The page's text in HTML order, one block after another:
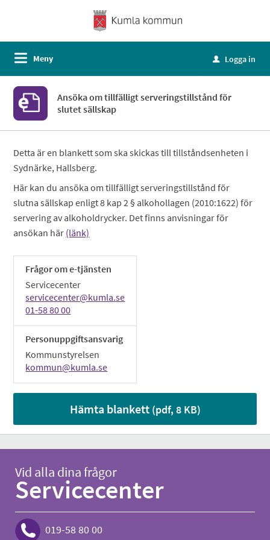
Meny u Logga in
Ansöka om tillfälligt serveringstillstånd för
slutet sällskap
Detta är en blankett som ska skickas till tillståndsenheten i
Sydnärke, Hallsberg.
Här kan du ansöka om tillfälligt serveringstillstånd för
slutna sällskap enligt 8 kap 2 § alkohollagen (2010:1622) för
servering av alkoholdrycker. Det finns anvisningar för
ansökan här (länk)
Frågor om e-tjänsten
Servicecenter
servicecenter@kumla.se
01-58 80 00
Personuppgiftsansvarig
Kommunstyrelsen
kommun@kumla.se
Hämta blankett(pdf, 8 KB)
Vid alla dina frågor
Servicecenter
019-58 80 00